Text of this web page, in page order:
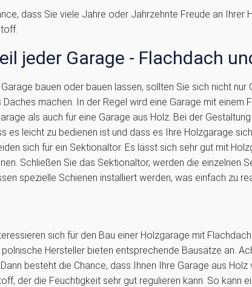
dass Sie viele Jahre oder Jahrzehnte Freude an Ihrer
jeder Garage - Flachdach
bauen oder bauen lassen, sollten Sie sich nicht nur
Daches machen. In der Regel wird eine Garage mit
als auch für eine Garage aus Holz. Bei der
es leicht zu bedienen ist und dass es Ihre Holzgarage
sich für ein Sektionaltor. Es lässt sich sehr gut mit
Schließen Sie das Sektionaltor, werden die einzelnen
spezielle Schienen installiert werden, was einfach zu
sich für den Bau einer Holzgarage mit
Hersteller bieten entsprechende Bausätze an.
besteht die Chance, dass Ihnen Ihre Garage aus
der die Feuchtigkeit sehr gut regulieren kann. So kann